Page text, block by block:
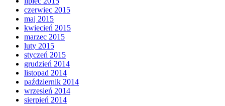
czerwiec 2015
maj 2015
kwiecień 2015
marzec 2015
luty 2015
styczeń 2015
grudzień 2014
listopad 2014
październik 2014
wrzesień 2014
sierpień 2014